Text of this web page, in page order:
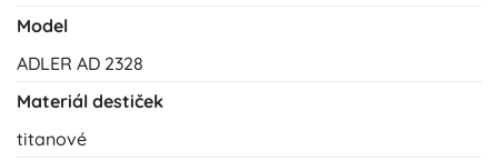
Model
ADLER AD 2328
Materiál destiček
titanové